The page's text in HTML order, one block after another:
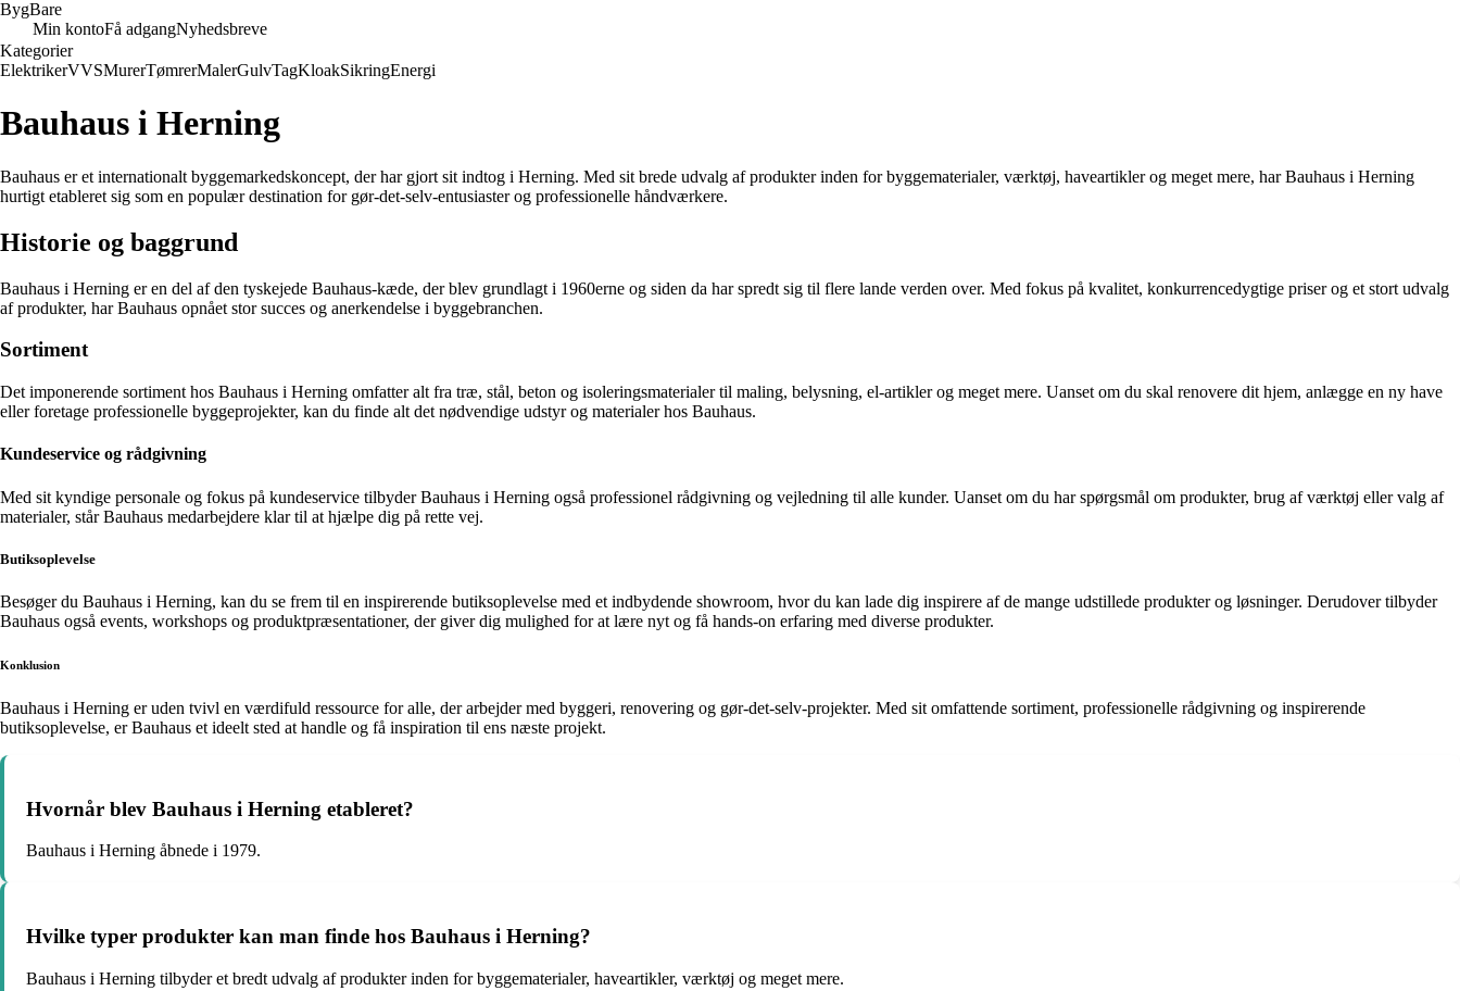
BygBare
Min kontoFå adgangNyhedsbreve
Kategorier
ElektrikerVVSMurerTømrerMalerGulvTagKloakSikringEnergi
Bauhaus i Herning
Bauhaus er et internationalt byggemarkedskoncept, der har gjort sit indtog i Herning. Med sit brede udvalg af produkter inden for byggematerialer, værktøj, haveartikler og meget mere, har Bauhaus i Herning
hurtigt etableret sig som en populær destination for gør-det-selv-entusiaster og professionelle håndværkere.
Historie og baggrund
Bauhaus i Herning er en del af den tyskejede Bauhaus-kæde, der blev grundlagt i 1960erne og siden da har spredt sig til flere lande verden over. Med fokus på kvalitet, konkurrencedygtige priser og et stort udvalg
af produkter, har Bauhaus opnået stor succes og anerkendelse i byggebranchen.
Sortiment
Det imponerende sortiment hos Bauhaus i Herning omfatter alt fra træ, stål, beton og isoleringsmaterialer til maling, belysning, el-artikler og meget mere. Uanset om du skal renovere dit hjem, anlægge en ny have
eller foretage professionelle byggeprojekter, kan du finde alt det nødvendige udstyr og materialer hos Bauhaus.
Kundeservice og rådgivning
Med sit kyndige personale og fokus på kundeservice tilbyder Bauhaus i Herning også professionel rådgivning og vejledning til alle kunder. Uanset om du har spørgsmål om produkter, brug af værktøj eller valg af
materialer, står Bauhaus medarbejdere klar til at hjælpe dig på rette vej.
Butiksoplevelse
Besøger du Bauhaus i Herning, kan du se frem til en inspirerende butiksoplevelse med et indbydende showroom, hvor du kan lade dig inspirere af de mange udstillede produkter og løsninger. Derudover tilbyder
Bauhaus også events, workshops og produktpræsentationer, der giver dig mulighed for at lære nyt og få hands-on erfaring med diverse produkter.
Konklusion
Bauhaus i Herning er uden tvivl en værdifuld ressource for alle, der arbejder med byggeri, renovering og gør-det-selv-projekter. Med sit omfattende sortiment, professionelle rådgivning og inspirerende
butiksoplevelse, er Bauhaus et ideelt sted at handle og få inspiration til ens næste projekt.
Hvornår blev Bauhaus i Herning etableret?
Bauhaus i Herning åbnede i 1979.
Hvilke typer produkter kan man finde hos Bauhaus i Herning?
Bauhaus i Herning tilbyder et bredt udvalg af produkter inden for byggematerialer, haveartikler, værktøj og meget mere.